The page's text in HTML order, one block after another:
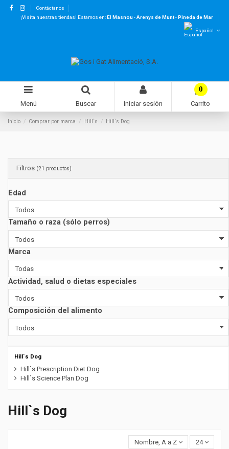
Contáctanos
¡Visita nuestras tiendas! Estamos en:El Masnou-Arenys de Munt-Pineda de Mar
Español
Menú Buscar Iniciar sesión
0
Carrito
Inicio Comprar por marca Hill`s Hill`s Dog
Hill`s Dog
Nombre, A a Z 24
Filtros (21 productos)
Edad
Tamaño o raza (sólo perros)
Marca
Actividad, salud o dietas especiales
Composición del alimento
Hill`s Dog
Hill`s Prescription Diet Dog
Hill`s Science Plan Dog